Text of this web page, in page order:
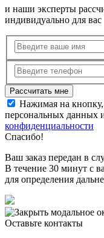
и наши эксперты
индивидуально для вас
Нажимая на кнопку,
персональных данных
конфиденциальности
Спасибо!
Ваш заказ передан в
В течение 30 минут с
для определения
Оставьте контакты